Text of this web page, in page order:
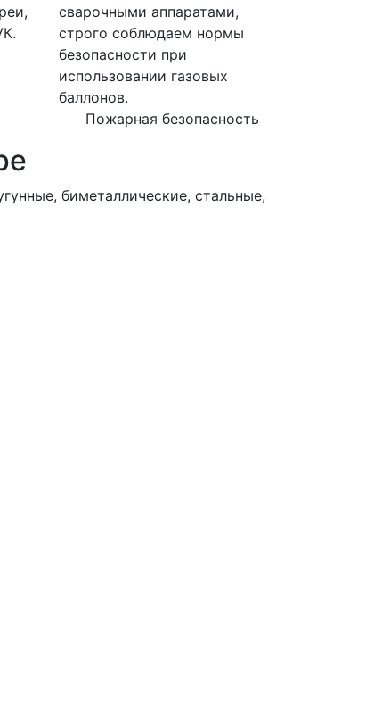
сварочными аппаратами,
строго соблюдаем нормы
безопасности при
использовании газовых
баллонов.
Пожарная безопасность
биметаллические, стальные,